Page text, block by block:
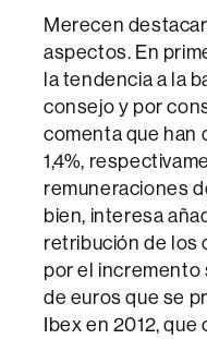
Merecen
aspectos. En
la tendencia a la
consejo y por
comenta que han
1,4%,
remuneraciones
bien, interesa
retribución de los
por el incremento
de euros que se
Ibex en 2012,